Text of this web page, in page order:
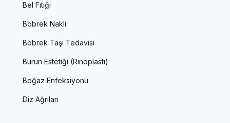
Bel Fıtığı
Böbrek Nakli
Böbrek Taşı Tedavisi
Burun Estetiği (Rinoplasti)
Boğaz Enfeksiyonu
Diz Ağrıları